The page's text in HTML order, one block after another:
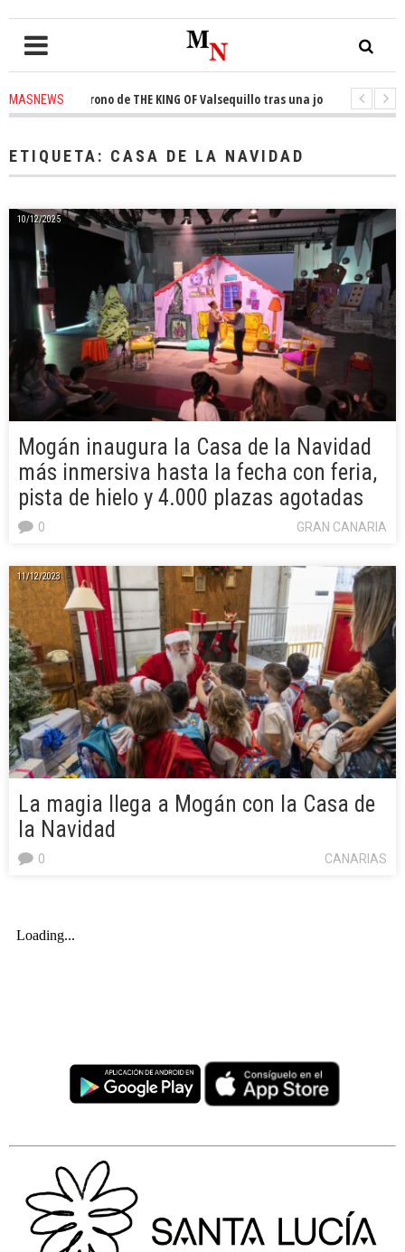
MASNEWS
el trono de THE KING OF Valsequillo tras una jornada de
ETIQUETA: CASA DE LA NAVIDAD
10/12/2025
Mogán inaugura la Casa de la Navidad
más inmersiva hasta la fecha con feria,
pista de hielo y 4.000 plazas agotadas
GRAN CANARIA
0
11/12/2023
La magia llega a Mogán con la Casa de
la Navidad
CANARIAS
0